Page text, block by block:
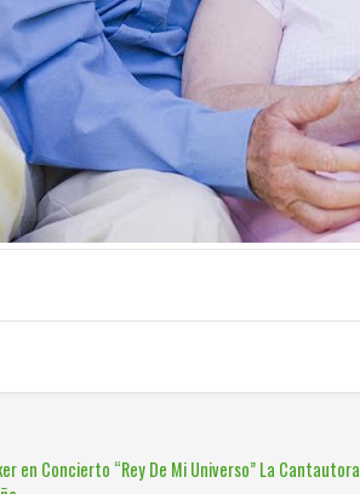
en Concierto “Rey De Mi Universo” La Cantautora